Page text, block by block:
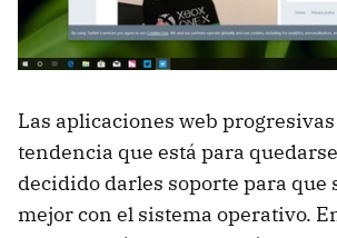
Las aplicaciones web progresivas
tendencia que está para
decidido darles soporte para que
mejor con el sistema operativo.